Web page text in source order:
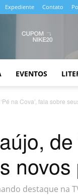
Expediente Contato
EVENTOS
na Cova’, fala sobre
de
novos
destaque na